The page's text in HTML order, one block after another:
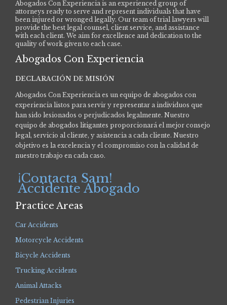
Abogados Con Experiencia is an experienced group of
attorneys ready to serve and represent individuals that have
been injured or wronged legally. Our team of trial lawyers will
provide the best legal counsel, client service, and assistance
with each client. We aim for excellence and dedication to the
quality of work given to each case.
Abogados Con Experiencia
DECLARACIÓN DE MISIÓN
Abogados Con Experiencia es un equipo de abogados con
experiencia listos para servir y representar a individuos que
han sido lesionados o perjudicados legalmente. Nuestro
equipo de abogados litigantes proporcionará el mejor consejo
legal, servicio al cliente, y asistencia a cada cliente. Nuestro
objetivo es la excelencia y el compromiso con la calidad de
nuestro trabajo en cada caso.
¡Contacta Sam!
Accidente Abogado
Practice Areas
Car Accidents
Motorcycle Accidents
Bicycle Accidents
Trucking Accidents
Animal Attacks
Pedestrian Injuries